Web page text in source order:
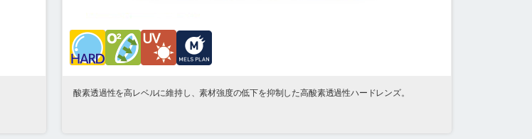
酸素透過性を高レベルに維持し、素材強度の低下を抑制した高酸素透過性ハードレンズ。